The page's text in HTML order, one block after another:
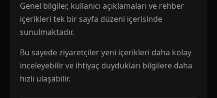
Genel bilgiler, kullanıcı açıklamaları ve rehber
içerikleri tek bir sayfa düzeni içerisinde
sunulmaktadır.
Bu sayede ziyaretçiler yeni içerikleri daha kolay
inceleyebilir ve ihtiyaç duydukları bilgilere daha
hızlı ulaşabilir.